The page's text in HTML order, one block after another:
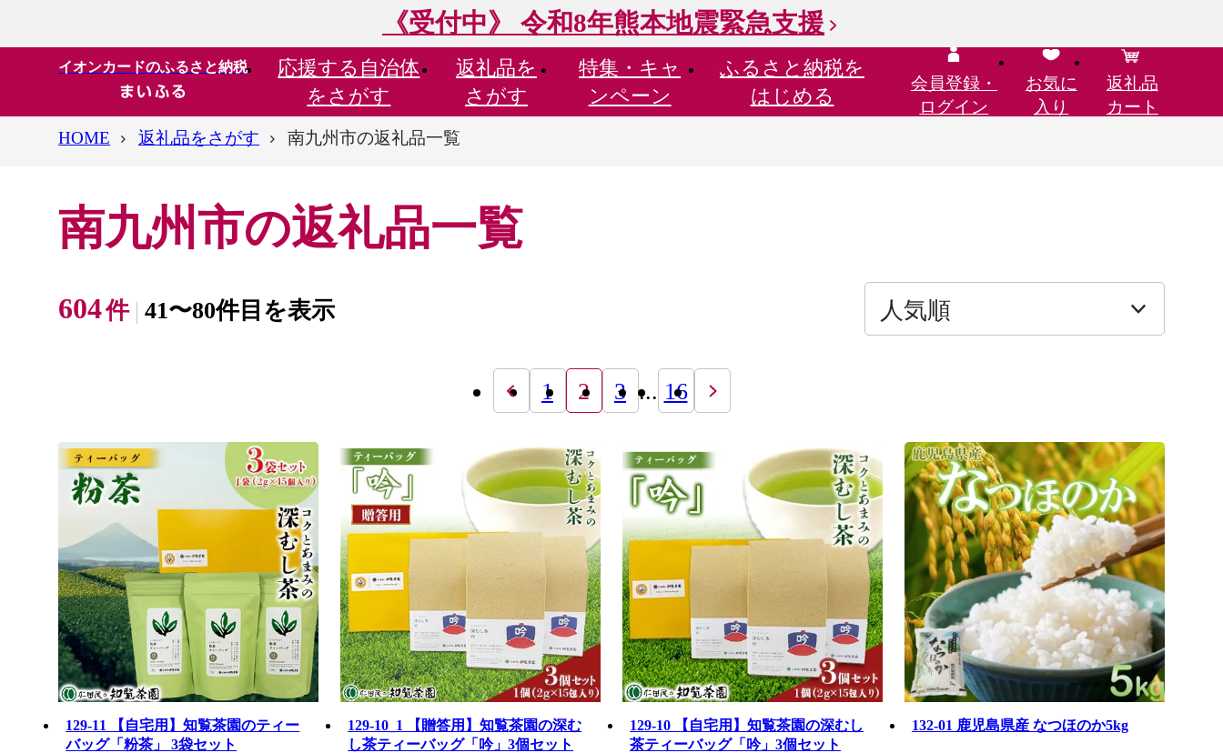
《受付中》 令和8年熊本地震緊急支援
イオンカードのふるさと納税 応援する 自治体
をさがす
返礼品を
さがす
特集・ キャ
ンペーン
ふるさと納税を
はじめる
会員登録・
ログイン
お気に
入り
返礼品
カート
HOME
返礼品をさがす 南九州市の返礼品一覧
南九州市の返礼品一覧
604件 41〜80件目を表示
1 2 3 ... 16
129-11 【自宅用】知覧茶園のティー
バッグ「粉茶」 3袋セット
129-10_1 【贈答用】知覧茶園の深む
し茶ティーバッグ「吟」3個セット
129-10 【自宅用】知覧茶園の深むし
茶ティーバッグ「吟」3個セット
132-01 鹿児島県産 なつほのか5kg